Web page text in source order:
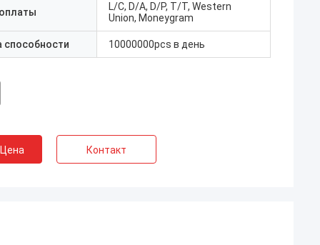
L/C, D/A, D/P, T/T, Western
Union, Moneygram
способности 10000000pcs в день
Контакт